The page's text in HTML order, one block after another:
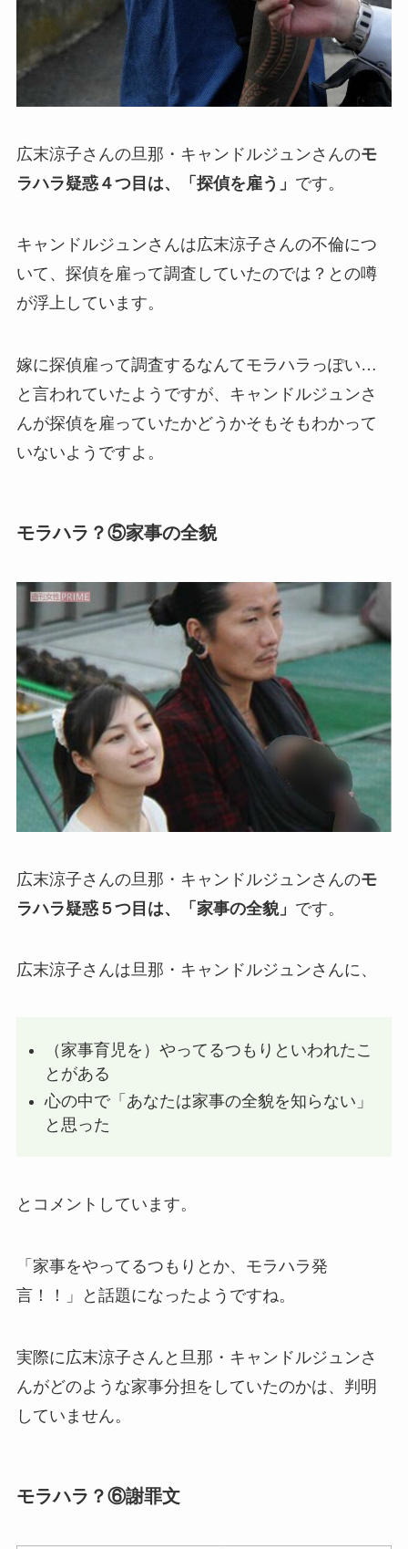
広末涼子さんの旦那・キャンドルジュンさんのモ
ラハラ疑惑４つ目は、「探偵を雇う」 です。
キャンドルジュンさんは広末涼子さんの不倫につ
いて、探偵を雇って調査していたのでは？との噂
が浮上しています。
嫁に探偵雇って調査するなんてモラハラっぽい…
と言われていたようですが、キャンドルジュンさ
んが探偵を雇っていたかどうかそもそもわかって
いないようですよ。
モラハラ？⑤家事の全貌
広末涼子さんの旦那・キャンドルジュンさんのモ
ラハラ疑惑５つ目は、「家事の全貌」 です。
広末涼子さんは旦那・キャンドルジュンさんに、
（家事育児を）やってるつもりといわれたこ
とがある
心の中で「あなたは家事の全貌を知らない」
と思った
とコメントしています。
「家事をやってるつもりとか、モラハラ発
言！！」と話題になったようですね。
実際に広末涼子さんと旦那・キャンドルジュンさ
んがどのような家事分担をしていたのかは、判明
していません。
モラハラ？⑥謝罪文